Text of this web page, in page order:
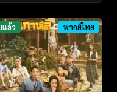
แล้ว พากย์ไทย